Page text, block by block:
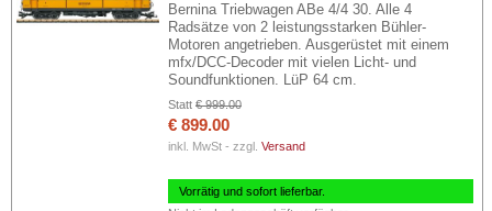
Bernina Triebwagen ABe 4/4 30. Alle 4
Radsätze von 2 leistungsstarken Bühler-
Motoren angetrieben. Ausgerüstet mit einem
mfx/DCC-Decoder mit vielen Licht- und
Soundfunktionen. LüP 64 cm.
Statt € 999.00
€ 899.00
inkl. MwSt - zzgl. Versand
Vorrätig und sofort lieferbar.